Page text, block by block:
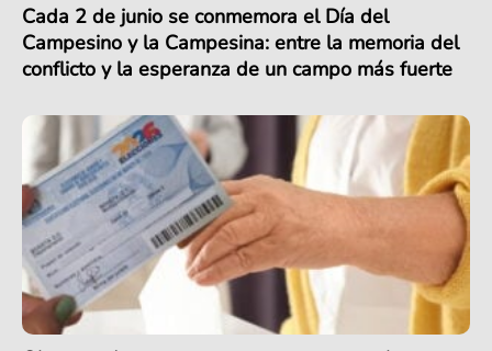
Cada 2 de junio se conmemora el Día del
Campesino y la Campesina: entre la memoria del
conflicto y la esperanza de un campo más fuerte